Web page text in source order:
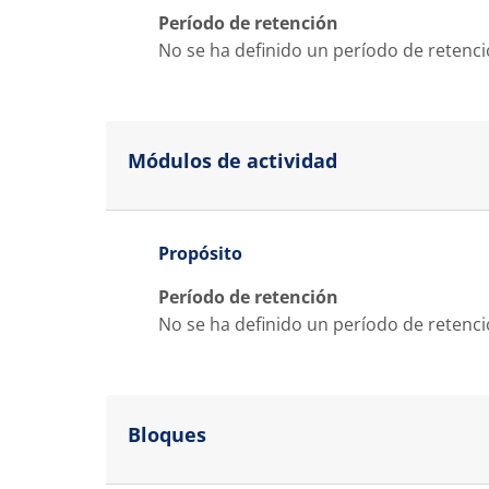
Período de retención
No se ha definido un período de
Módulos de actividad
Propósito
Período de retención
No se ha definido un período de
Bloques